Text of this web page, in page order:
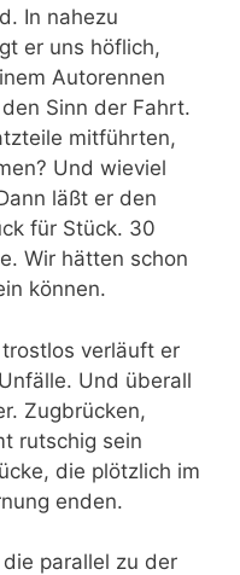
In nahezu
er uns höflich,
Autorennen
Sinn der Fahrt.
mitführten,
Und wieviel
läßt er den
für Stück. 30
Wir hätten schon
können.
verläuft er
Und überall
Zugbrücken,
rutschig sein
die plötzlich im
enden.
parallel zu der